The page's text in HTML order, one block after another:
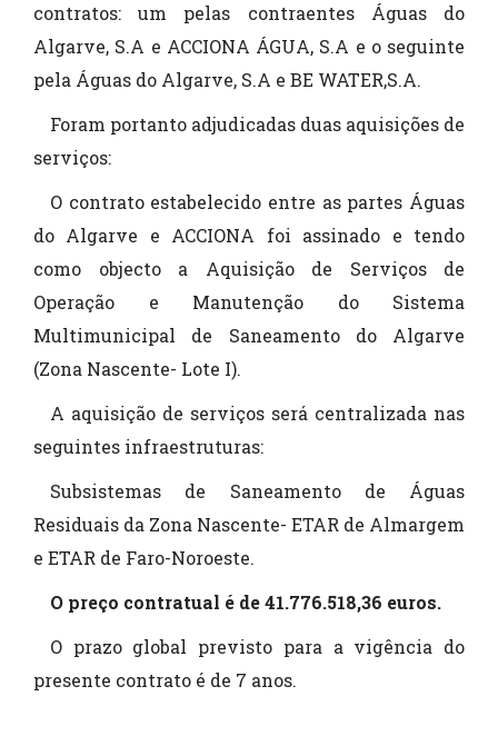
contratos: um pelas contraentes Águas do
Algarve, S.A e ACCIONA ÁGUA, S.A e o seguinte
pela Águas do Algarve, S.A e BE WATER,S.A.
Foram portanto adjudicadas duas aquisições de
serviços:
O contrato estabelecido entre as partes Águas
do Algarve e ACCIONA foi assinado e tendo
como objecto a Aquisição de Serviços de
Operação e Manutenção do Sistema
Multimunicipal de Saneamento do Algarve
(Zona Nascente- Lote I).
A aquisição de serviços será centralizada nas
seguintes infraestruturas:
Subsistemas de Saneamento de Águas
Residuais da Zona Nascente- ETAR de Almargem
e ETAR de Faro-Noroeste.
O preço contratual é de 41.776.518,36 euros.
O prazo global previsto para a vigência do
presente contrato é de 7 anos.